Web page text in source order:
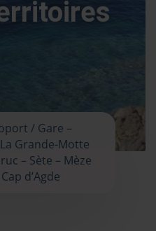
/ Gare –
Grande-Motte
– Sète – Mèze
d’Agde